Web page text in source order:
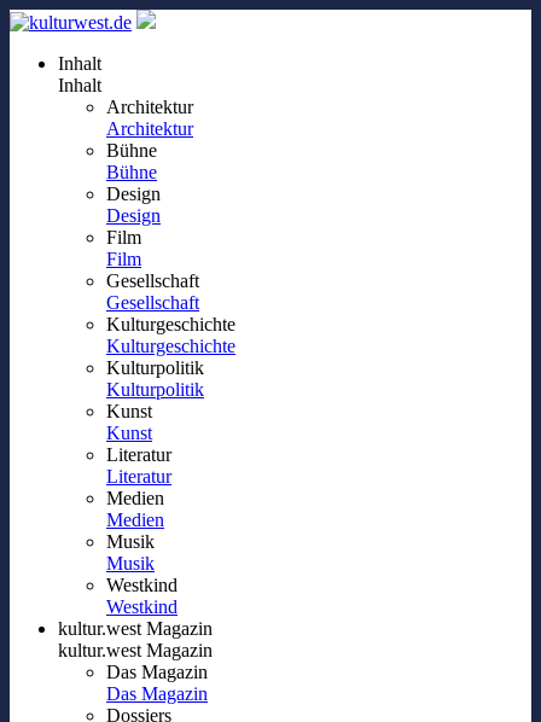
Inhalt
Inhalt
Architektur
Architektur
Bühne
Bühne
Design
Design
Film
Film
Gesellschaft
Gesellschaft
Kulturgeschichte
Kulturgeschichte
Kulturpolitik
Kulturpolitik
Kunst
Kunst
Literatur
Literatur
Medien
Medien
Musik
Musik
Westkind
Westkind
kultur.west Magazin
kultur.west Magazin
Das Magazin
Das Magazin
Dossiers